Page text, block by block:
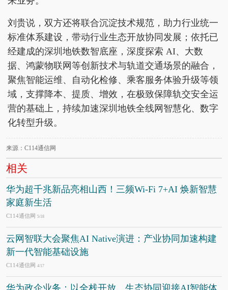
刘贵说，双方还将联合沉淀技术规范，助力行业统一
标准体系建设，带动行业生态开放协同发展；依托已
经建成的深圳地铁数智底座，深度探索 AI、大数
据、鸿蒙物联网等创新技术与轨道交通场景的融合，
聚焦智能运维、自动化检修、乘客服务体验升级等领
域，支撑降本、提质、增效，在极致保障轨交安全运
营的基础上，持续加速深圳地铁全线网智慧化、数字
化转型升级。
来源：C114通信网
相关
华为超千兆新品亮相山西！三频Wi-Fi 7+AI 焕新智慧
家庭新生活
C114通信网 5/18
云网智联大会聚焦AI Native演进：产业协同加速构建
新一代智能基础设施
C114通信网 4/17
华为政企业务：以全栈开放、生态协同迎接AI智能体